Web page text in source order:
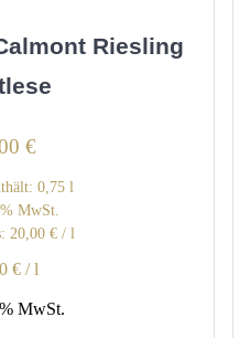
Riesling
€
0,75 l
MwSt.
20,00 € / l
€ /l
MwSt.